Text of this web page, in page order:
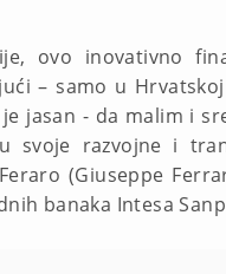
ovo inovativno
– samo u
jasan - da malim i
razvojne i
(Giuseppe
banaka Intesa